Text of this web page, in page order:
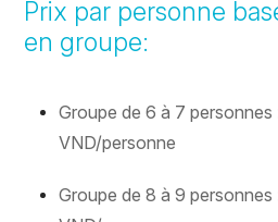
Prix par personne
en groupe:
Groupe de 6 à 7 personnes
VND/personne
Groupe de 8 à 9